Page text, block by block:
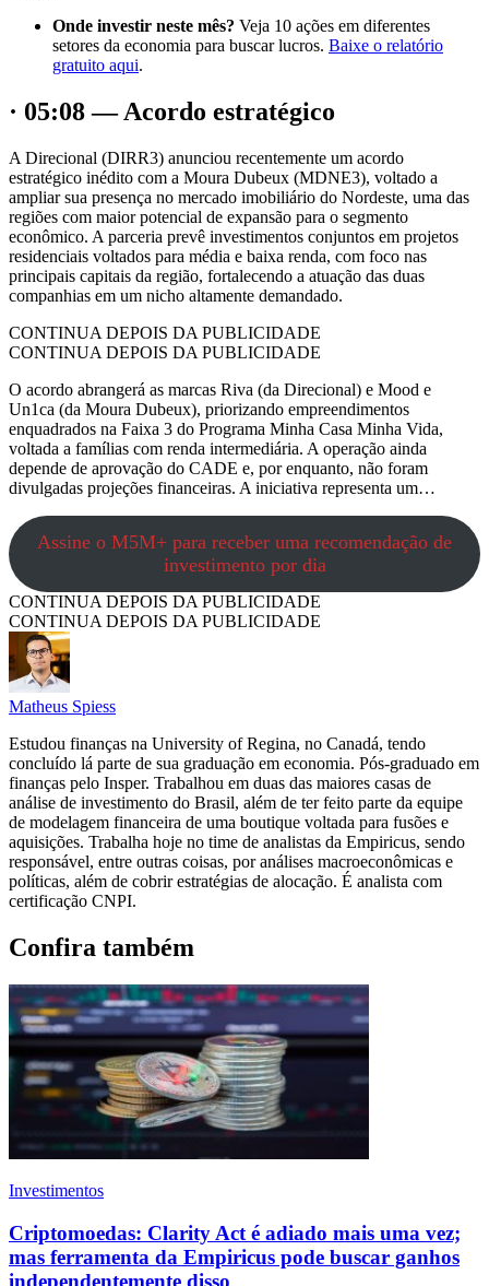
Onde investir neste mês? Veja 10 ações em diferentes
setores da economia para buscar lucros. Baixe o relatório
gratuito aqui.
· 05:08 — Acordo estratégico
A Direcional (DIRR3) anunciou recentemente um acordo
estratégico inédito com a Moura Dubeux (MDNE3), voltado a
ampliar sua presença no mercado imobiliário do Nordeste, uma das
regiões com maior potencial de expansão para o segmento
econômico. A parceria prevê investimentos conjuntos em projetos
residenciais voltados para média e baixa renda, com foco nas
principais capitais da região, fortalecendo a atuação das duas
companhias em um nicho altamente demandado.
CONTINUA DEPOIS DA PUBLICIDADE
CONTINUA DEPOIS DA PUBLICIDADE
O acordo abrangerá as marcas Riva (da Direcional) e Mood e
Un1ca (da Moura Dubeux), priorizando empreendimentos
enquadrados na Faixa 3 do Programa Minha Casa Minha Vida,
voltada a famílias com renda intermediária. A operação ainda
depende de aprovação do CADE e, por enquanto, não foram
divulgadas projeções financeiras. A iniciativa representa um…
Assine o M5M+ para receber uma recomendação de
investimento por dia
CONTINUA DEPOIS DA PUBLICIDADE
CONTINUA DEPOIS DA PUBLICIDADE
Matheus Spiess
Estudou finanças na University of Regina, no Canadá, tendo
concluído lá parte de sua graduação em economia. Pós-graduado em
finanças pelo Insper. Trabalhou em duas das maiores casas de
análise de investimento do Brasil, além de ter feito parte da equipe
de modelagem financeira de uma boutique voltada para fusões e
aquisições. Trabalha hoje no time de analistas da Empiricus, sendo
responsável, entre outras coisas, por análises macroeconômicas e
políticas, além de cobrir estratégias de alocação. É analista com
certificação CNPI.
Confira também
Investimentos
Criptomoedas: Clarity Act é adiado mais uma vez;
mas ferramenta da Empiricus pode buscar ganhos
independentemente disso